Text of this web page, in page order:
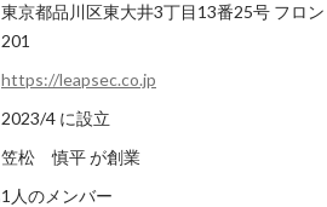
東京都品川区東大井3丁目13番25号 フロ
201
https://leapsec.co.jp
2023/4 に設立
笠松 慎平 が創業
1人のメンバー